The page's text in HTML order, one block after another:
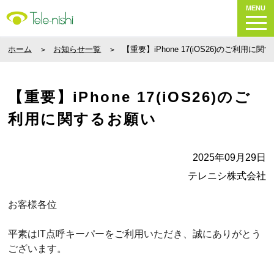
MENU
ホーム お知らせ一覧 【重要】iPhone 17(iOS26)のご利用に関
【重要】iPhone 17(iOS26)のご
利用に関するお願い
2025年09月29日
テレニシ株式会社
お客様各位
平素はIT点呼キーパーをご利用いただき、誠にありがとう
ございます。